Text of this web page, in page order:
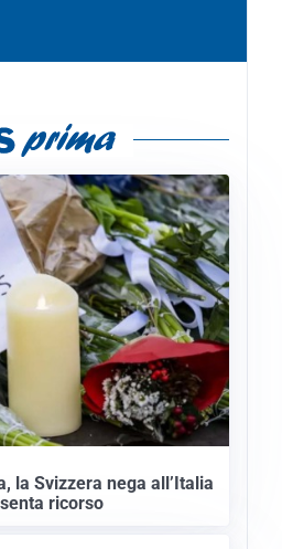
la Svizzera nega all’Italia
ricorso